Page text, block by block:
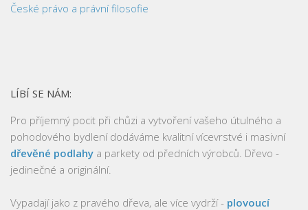
České právo a právní filosofie
LÍBÍ SE NÁM:
Pro příjemný pocit při chůzi a vytvoření vašeho útulného a
pohodového bydlení dodáváme kvalitní vícevrstvé i masivní
dřevěné podlahy a parkety od předních výrobců. Dřevo -
jedinečné a originální.
Vypadají jako z pravého dřeva, ale více vydrží - plovoucí